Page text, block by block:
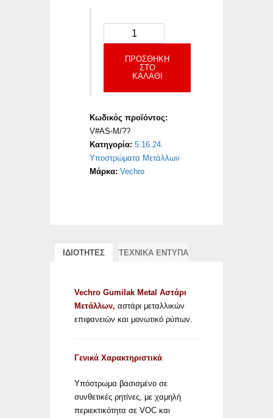
ΠΡΟΣΘΉΚΗ
ΣΤΟ
ΚΑΛΆΘΙ
Κωδικός προϊόντος:
V#AS-M/??
Κατηγορία:5.16.24.
Υποστρώματα Μετάλλων
Μάρκα:Vechro
ΙΔΙΟΤΗΤΕΣ ΤΕΧΝΙΚΑ ΕΝΤΥΠΑ
Vechro Gumilak Metal Αστάρι
Μετάλλων, αστάρι μεταλλικών
επιφανειών και μονωτικό ρύπων.
Γενικά Χαρακτηριστικά
Υπόστρωμα βασισμένο σε
συνθετικές ρητίνες, με χαμηλή
περιεκτικότητα σε VOC και